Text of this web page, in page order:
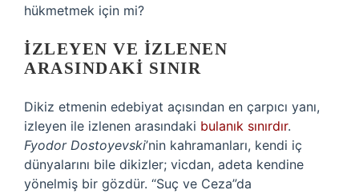
hükmetmek için mi?
İZLEYEN VE İZLENEN
ARASINDAKI SINIR
Dikiz etmenin edebiyat açısından en çarpıcı yanı,
izleyen ile izlenen arasındaki bulanık sınırdır.
Fyodor Dostoyevski’nin kahramanları, kendi iç
dünyalarını bile dikizler; vicdan, adeta kendine
yönelmiş bir gözdür. “Suç ve Ceza”da